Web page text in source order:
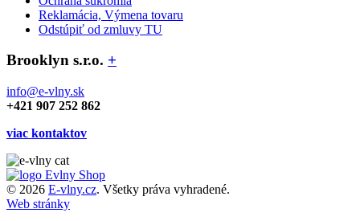
Reklamácia, Výmena tovaru
Odstúpiť od zmluvy TU
Brooklyn s.r.o. +
info@e-vlny.sk
+421 907 252 862
viac kontaktov
© 2026 E-vlny.cz. Všetky práva vyhradené.
Web stránky